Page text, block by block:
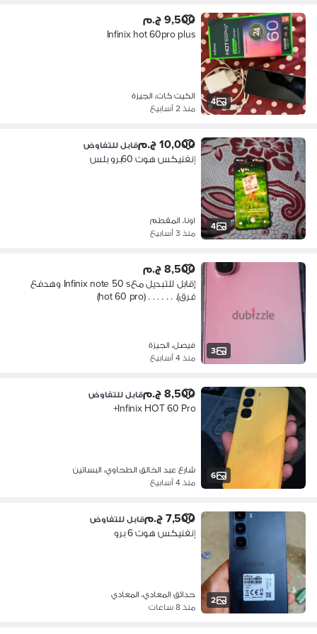
4
9,500 ج.م
Infinix hot 60pro plus
الكيت كات، الجيزة
منذ 2 أسابيع
4
10,000 ج.م قابل للتفاوض
إنفنيكس هوت 60برو بلس
اونا، المقطم
منذ 3 أسابيع
3
8,500 ج.م
(قابل للتبديل معInfinix note 50 s وهدفع
فرق). . . . . . . (hot 60 pro)
فيصل، الجيزة
منذ 4 أسابيع
6
8,500 ج.م قابل للتفاوض
Infinix HOT 60 Pro+
شارع عبد الخالق الطحاوي، البساتين
منذ 4 أسابيع
2
7,500 ج.م قابل للتفاوض
إنفنيكس هوت 6 برو
حدائق المعادي، المعادي
منذ 8 ساعات